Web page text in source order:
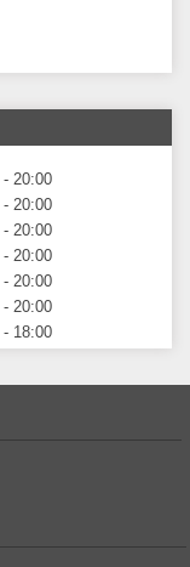
20:00
20:00
20:00
20:00
20:00
20:00
18:00